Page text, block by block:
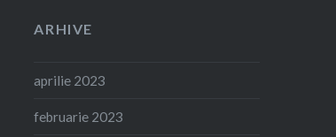
ARHIVE
aprilie 2023
februarie 2023